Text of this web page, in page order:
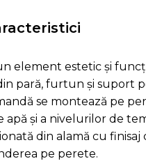
element estetic și
pară, furtun și suport
se montează pe
și a nivelurilor de
din alamă cu
pe perete.